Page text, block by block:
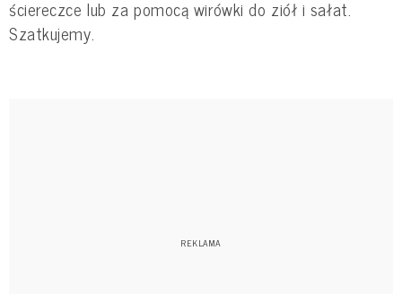
ściereczce lub za pomocą wirówki do ziół i sałat.
Szatkujemy.